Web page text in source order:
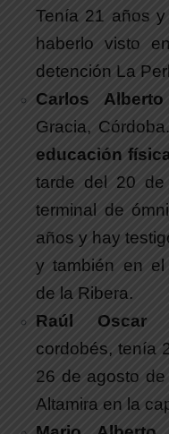
Tenía 21 años
haberlo visto
detención La
Carlos
Gracia,
educación
tarde del 20
terminal de
años y hay
y también en el
de la Ribera.
Raúl Oscar
cordobés, tenía
26 de agosto
Altamira en la